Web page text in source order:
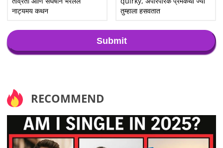
नाट्यमय कथन
तुम्हाला हसवतात
Submit
RECOMMEND